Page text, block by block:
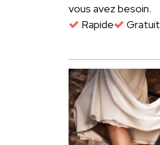
vous avez besoin.
Rapide
Gratuit